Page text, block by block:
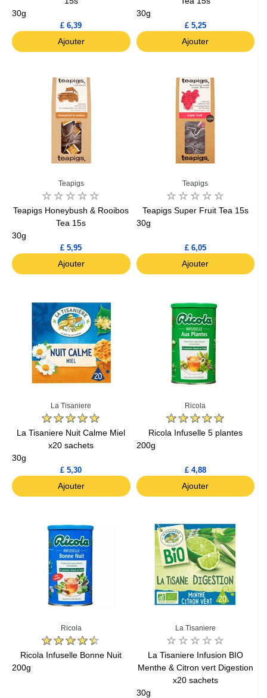
30g
£ 6,39
Ajouter
30g
£ 5,25
Ajouter
Teapigs
Teapigs Honeybush & Rooibos
Tea 15s
30g
£ 5,95
Ajouter
Teapigs
Teapigs Super Fruit Tea 15s
30g
£ 6,05
Ajouter
La Tisaniere
La Tisaniere Nuit Calme Miel
x20 sachets
30g
£ 5,30
Ajouter
Ricola
Ricola Infuselle 5 plantes
200g
£ 4,88
Ajouter
Ricola
Ricola Infuselle Bonne Nuit
200g
La Tisaniere
La Tisaniere Infusion BIO
Menthe & Citron vert Digestion
x20 sachets
30g